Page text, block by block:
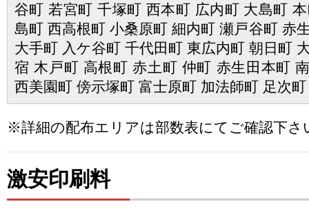
谷町 若宮町 千塚町 西本町 広内町 大島町
島町 西高根町 小桑原町 細内町 瀬戸谷町 赤
大手町 入ケ谷町 千代田町 東広内町 朝日町
宿 木戸町 高根町 赤土町 仲町 赤生田本町
西美園町 傍示塚町 富士原町 加法師町 足次
※詳細の配布エリアは部数表にてご確認下さ
激安印刷料